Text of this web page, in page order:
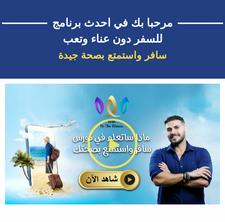
مرحبا بك في احدث برنامج
للسفر دون عناء وتعب
سافر واستمتع بصحة جيدة